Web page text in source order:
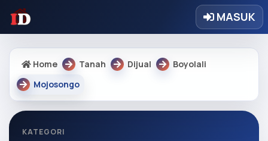
MASUK
Home Tanah Dijual
Boyolali
Mojosongo
KATEGORI